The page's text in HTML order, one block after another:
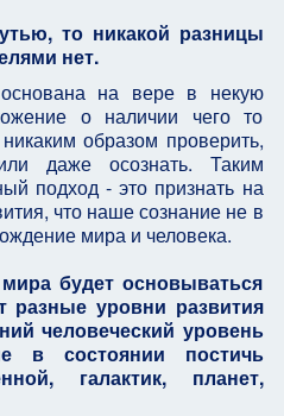
то никакой разницы
нет.
на вере в некую
о наличии чего то
образом проверить,
даже осознать. Таким
подход - это признать на
что наше сознание не в
мира и человека.
будет основываться
разные уровни развития
человеческий уровень
в состоянии постичь
галактик, планет,